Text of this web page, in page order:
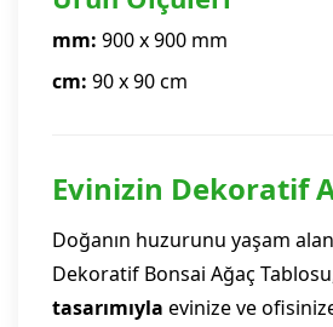
mm: 900 x 900 mm
cm: 90 x 90 cm
Evinizin Dekoratif
Doğanın huzurunu yaşam
Dekoratif Bonsai Ağaç
tasarımıyla evinize ve